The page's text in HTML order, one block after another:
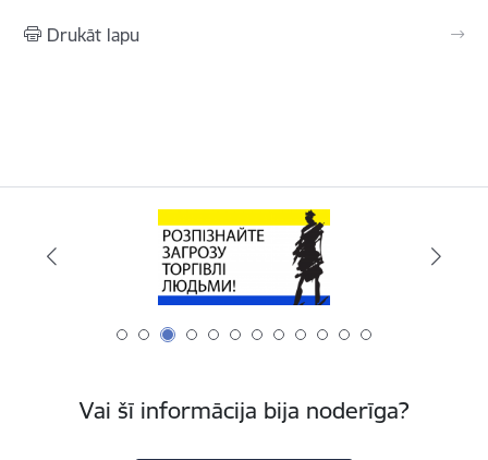
Drukāt lapu
Vai šī informācija bija noderīga?